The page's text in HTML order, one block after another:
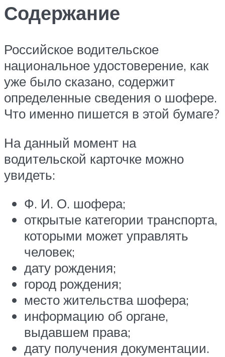
Содержание
Российское водительское
национальное удостоверение, как
уже было сказано, содержит
определенные сведения о шофере.
Что именно пишется в этой бумаге?
На данный момент на
водительской карточке можно
увидеть:
Ф. И. О. шофера;
открытые категории транспорта,
которыми может управлять
человек;
дату рождения;
город рождения;
место жительства шофера;
информацию об органе,
выдавшем права;
дату получения документации.